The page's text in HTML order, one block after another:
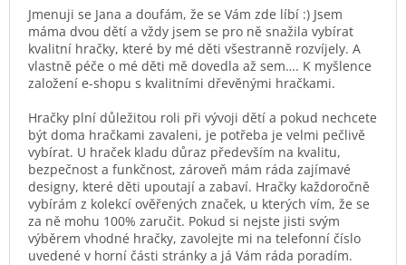
Jmenuji se Jana a doufám, že se Vám zde líbí :) Jsem
máma dvou dětí a vždy jsem se pro ně snažila vybírat
kvalitní hračky, které by mé děti všestranně rozvíjely. A
vlastně péče o mé děti mě dovedla až sem…. K myšlence
založení e-shopu s kvalitními dřevěnými hračkami.
Hračky plní důležitou roli při vývoji dětí a pokud nechcete
být doma hračkami zavaleni, je potřeba je velmi pečlivě
vybírat. U hraček kladu důraz především na kvalitu,
bezpečnost a funkčnost, zároveň mám ráda zajímavé
designy, které děti upoutají a zabaví. Hračky každoročně
vybírám z kolekcí ověřených značek, u kterých vím, že se
za ně mohu 100% zaručit. Pokud si nejste jisti svým
výběrem vhodné hračky, zavolejte mi na telefonní číslo
uvedené v horní části stránky a já Vám ráda poradím.